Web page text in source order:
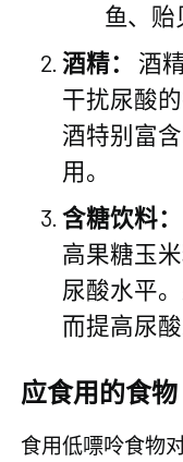
鱼、贻
酒精：
酒
干扰尿酸
酒特别富
用。
含糖饮料：
高果糖玉
尿酸水平
而提高尿酸
应食用的食物
食用低嘌呤食物